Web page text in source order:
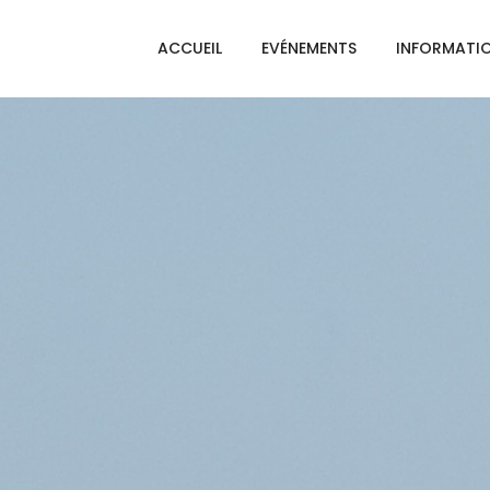
ACCUEIL EVÉNEMENTS